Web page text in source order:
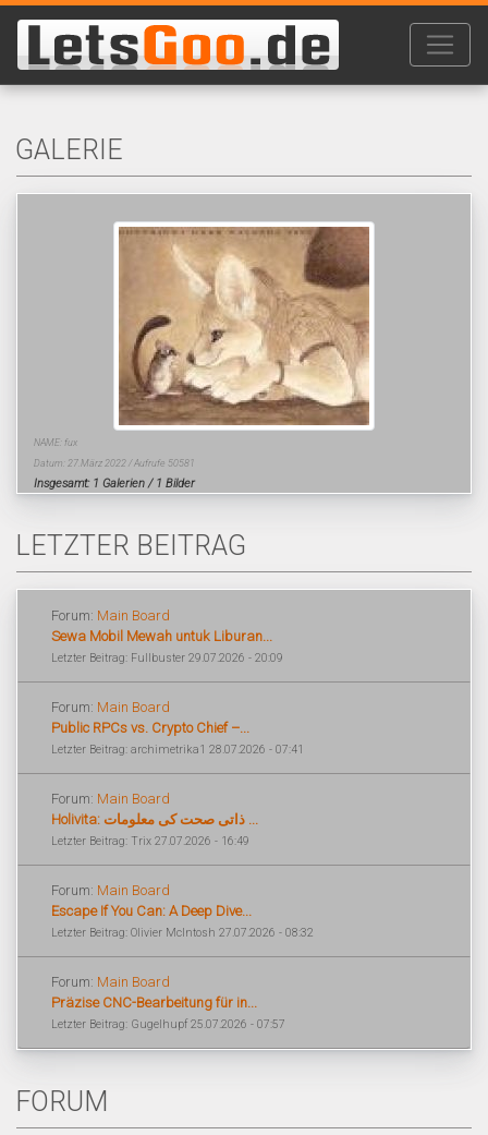
GALERIE
NAME: fux
Datum: 27.März 2022 / Aufrufe 50581
Insgesamt: 1 Galerien / 1 Bilder
LETZTER BEITRAG
Forum: Main Board
Sewa Mobil Mewah untuk Liburan...
Letzter Beitrag: Fullbuster 29.07.2026 - 20:09
Forum: Main Board
Public RPCs vs. Crypto Chief –...
Letzter Beitrag: archimetrika1 28.07.2026 - 07:41
Forum: Main Board
Holivita: ذاتی صحت کی معلومات ...
Letzter Beitrag: Trix 27.07.2026 - 16:49
Forum: Main Board
Escape If You Can: A Deep Dive...
Letzter Beitrag: Olivier McIntosh 27.07.2026 - 08:32
Forum: Main Board
Präzise CNC-Bearbeitung für in...
Letzter Beitrag: Gugelhupf 25.07.2026 - 07:57
FORUM